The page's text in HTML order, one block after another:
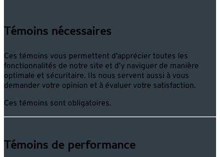
Témoins nécessaires
Ces témoins vous permettent d’apprécier toutes les
fonctionnalités de notre site et d’y naviguer de manière
optimale et sécuritaire. Ils nous servent aussi à vous
demander votre opinion et à évaluer votre satisfaction.
Ces témoins sont obligatoires.
Témoins de performance